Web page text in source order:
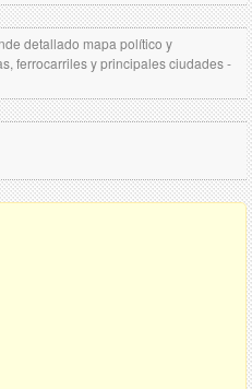
detallado mapa político y
ferrocarriles y principales ciudades -